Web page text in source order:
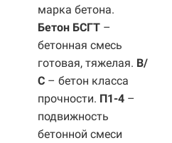
марка бетона.
Бетон БСГТ –
бетонная смесь
готовая, тяжелая. B/
С – бетон класса
прочности. П1-4 –
подвижность
бетонной смеси